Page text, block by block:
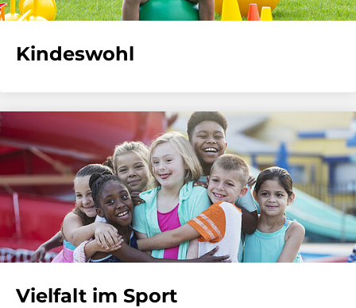
Kindeswohl
Vielfalt im Sport